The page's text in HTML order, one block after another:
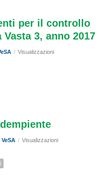
per il controllo
3, anno 2017
/ Visualizzazioni
/ Visualizzazioni